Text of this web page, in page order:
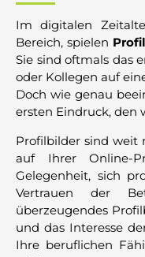
Im digitalen
Bereich, spielen
Sie sind oftmals das
oder Kollegen auf
Doch wie genau
ersten Eindruck, den
Profilbilder sind weit
auf Ihrer Online-
Gelegenheit, sich
Vertrauen der
überzeugendes
und das Interesse
Ihre beruflichen